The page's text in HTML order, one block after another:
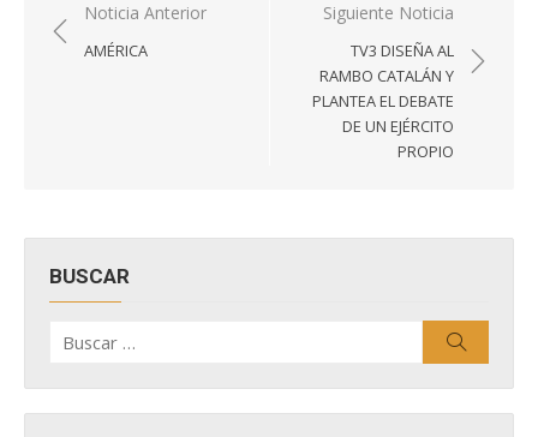
Navegación
de
Noticia Anterior
AMÉRICA
Siguiente Noticia
TV3 DISEÑA AL
RAMBO CATALÁN Y
PLANTEA EL DEBATE
DE UN EJÉRCITO
PROPIO
BUSCAR
por: